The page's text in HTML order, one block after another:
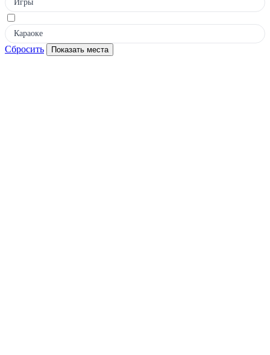
Игры
Караоке
Сбросить Показать места